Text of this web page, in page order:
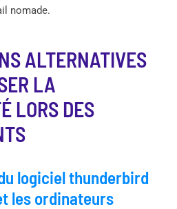
nomade.
ALTERNATIVES
LA
LORS DES
logiciel thunderbird
les ordinateurs